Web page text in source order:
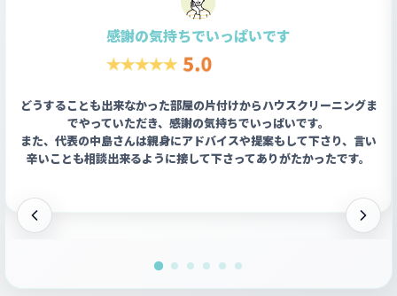
感謝の気持ちでいっぱいです
どうすることも出来なかった部屋の片付けからハウスクリーニングま
でやっていただき、感謝の気持ちでいっぱいです。
また、代表の中島さんは親身にアドバイスや提案もして下さり、言い
辛いことも相談出来るように接して下さってありがたかったです。